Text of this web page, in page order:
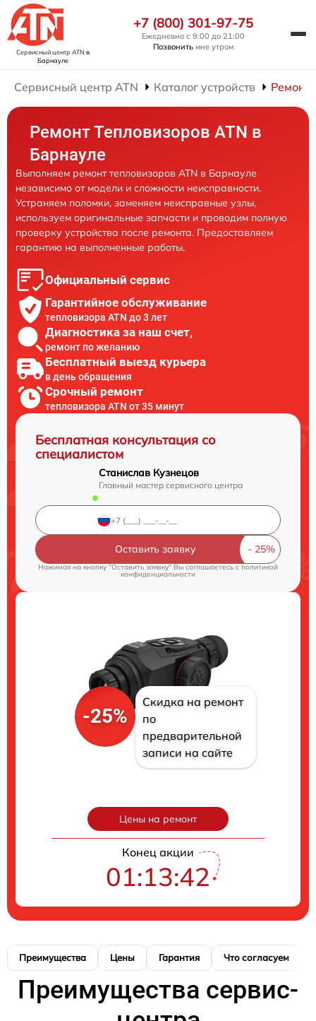
Сервисный центр ATN в
Барнауле
+7 (800) 301-97-75
Ежедневно с 9:00 до 21:00
Позвонить мне утром
Сервисный центр ATN Каталог устройств Ремонт
Ремонт Тепловизоров ATN в
Барнауле
Выполняем ремонт тепловизоров ATN в Барнауле
независимо от модели и сложности неисправности.
Устраняем поломки, заменяем неисправные узлы,
используем оригинальные запчасти и проводим полную
проверку устройства после ремонта. Предоставляем
гарантию на выполненные работы.
Официальный сервис
Гарантийное обслуживание
тепловизора ATN до 3 лет
Диагностика за наш счет,
ремонт по желанию
Бесплатный выезд курьера
в день обращения
Срочный ремонт
тепловизора ATN от 35 минут
Бесплатная консультация со
специалистом
Станислав Кузнецов
Главный мастер сервисного центра
Оставить заявку
Нажимая на кнопку "Оставить заявку" Вы соглашаетесь cполитикой
конфиденциальности
-25%
Скидка на ремонт
по
предварительной
записи на сайте
Цены на ремонт
Конец акции
01:13:41
Преимущества Цены Гарантия Что согласуем
Преимущества сервис-